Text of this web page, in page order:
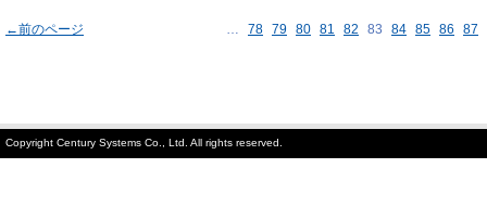
←前のページ … 78 79 80 81 82 83 84 85 86 87
Copyright Century Systems Co., Ltd. All rights reserved.